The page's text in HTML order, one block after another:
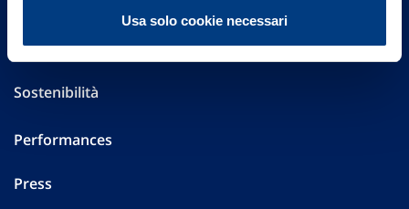
Usa solo cookie necessari
Altre informazioni
Sostenibilità
Performances
Press